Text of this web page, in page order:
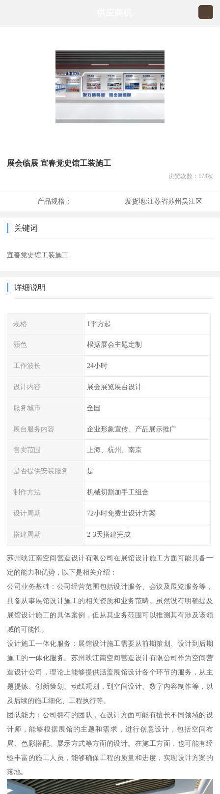
展会临展 宜春党史馆工装施工
浏览次数： 173次
产品规格： 发货地:江苏省苏州吴江区
关键词
宜春党史馆工装施工
详细说明
规格 1平方起
颜色 根据展会主题定制
工作波长 24小时
设计内容 展会展览展台设计
服务城市 全国
展台服务内容 企业形象宣传、产品展示推广
售卖范围 上海、杭州、南京
是否提供安装服务 是
制作方法 机械切割加手工组合
设计周期 72小时免费出设计方案
搭建周期 2-3天搭建完成
苏州映江南空间营造设计有限公司在展馆设计施工方面可能具备一
定的能力和优势，以下是相关介绍：
公司业务基础：公司经营范围包括设计服务、会议及展览服务等，
具备从事展馆设计施工的相关资质和业务范畴。虽然没有明确提及
展馆设计施工的具体案例，但从其业务范围可以推测其有涉及该领
域的可能性。
设计施工一体化服务：展馆设计施工需要从前期策划、设计到后期
施工的一体化服务。苏州映江南空间营造设计有限公司作为空间营
造设计公司，理论上能够提供涵盖展馆设计各个环节的服务，从主
题提炼、创新策划、动线规划，到空间设计、数字内容制作等，以
及后续的施工细化、工程执行等。
团队能力：公司拥有的团队，在设计方面可能有擅长不同领域的设
计师，能够根据展馆的主题和需求，进行创意设计，包括空间布
局、色彩搭配、展示方式等方面的设计。在施工方面，也可能有经
验丰富的施工人员，能够确保工程的质量和进度，实现设计方案的
落地。